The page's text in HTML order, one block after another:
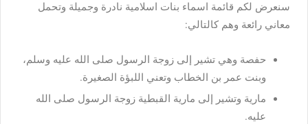
سنعرض لكم قائمة اسماء بنات اسلامية نادرة وجميلة وتحمل
معاني رائعة وهم كالتالي:
حفصة وهي تشير إلى زوجة الرسول صلى الله عليه وسلم،
وبنت عمر بن الخطاب وتعني اللبؤة الصغيرة.
مارية وتشير إلى مارية القبطية زوجة الرسول صلى الله
عليه.